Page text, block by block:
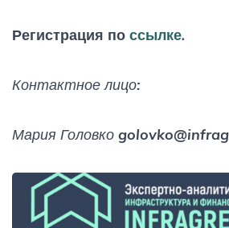
Регистрация по ссылке.
Контактное лицо:
Мария Головко